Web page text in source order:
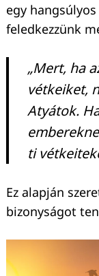
egy
feledkezzünk
„Mert, ha
vétkeiket,
Atyátok.
ti
Ez alapján
bizonyságot